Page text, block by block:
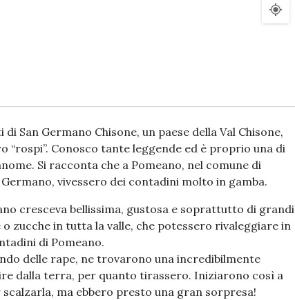
San Germano Chisone, un paese della Val Chisone,
“rospi”. Conosco tante leggende ed è proprio una di
Si racconta che a Pomeano, nel comune di
vivessero dei contadini molto in gamba.
cresceva bellissima, gustosa e soprattutto di grandi
zucche in tutta la valle, che potessero rivaleggiare in
di Pomeano.
delle rape, ne trovarono una incredibilmente
dalla terra, per quanto tirassero. Iniziarono così a
ma ebbero presto una gran sorpresa!